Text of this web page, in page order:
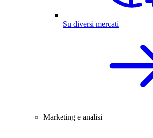
Su diversi mercati
Marketing e analisi